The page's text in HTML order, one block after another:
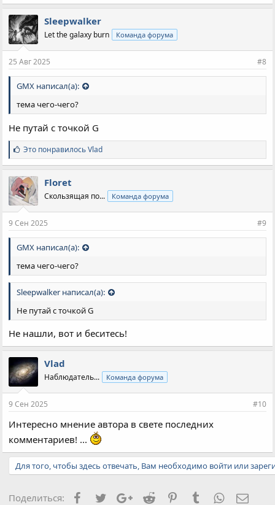
Sleepwalker
Let the galaxy burn Команда форума
25 Авг 2025 #8
GMX написал(а):
тема чего-чего?
Не путай с точкой G
С
и
м
п
а
т
и
:
Это понравилосьVlad
Floret
Скользящая по... Команда форума
9 Сен 2025 #9
GMX написал(а):
тема чего-чего?
Sleepwalker написал(а):
Не путай с точкой G
Не нашли, вот и беситесь!
Vlad
Наблюдатель... Команда форума
9 Сен 2025 #10
Интересно мнение автора в свете последних
комментариев! ...
Для того, чтобы здесь отвечать, Вам необходимо войти или
Поделиться: Facebook
TwitterGoogle+
Reddit PinterestTumblrWhatsApp